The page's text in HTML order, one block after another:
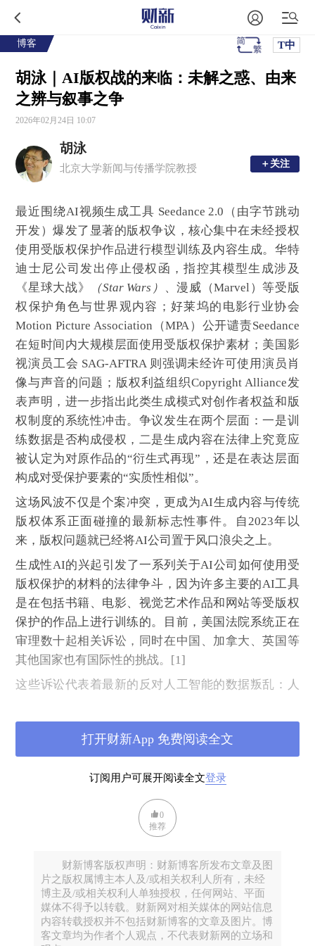
博客 T中
胡泳｜AI版权战的来临：未解之惑、由来
之辨与叙事之争
2026年02月24日 10:07
胡泳
北京大学新闻与传播学院教授 ＋关注
＋关注
最近围绕AI视频生成工具 Seedance 2.0（由字节跳动
开发）爆发了显著的版权争议，核心集中在未经授权
使用受版权保护作品进行模型训练及内容生成。华特
迪士尼公司发出停止侵权函，指控其模型生成涉及
《星球大战》
（Star Wars）
、漫威（Marvel）等受版
权保护角色与世界观内容；好莱坞的电影行业协会
Motion Picture Association（MPA）公开谴责Seedance
在短时间内大规模层面使用受版权保护素材；美国影
视演员工会 SAG-AFTRA 则强调未经许可使用演员肖
像与声音的问题；版权利益组织Copyright Alliance发
表声明，进一步指出此类生成模式对创作者权益和版
权制度的系统性冲击。争议发生在两个层面：一是训
练数据是否构成侵权，二是生成内容在法律上究竟应
被认定为对原作品的“衍生式再现”，还是在表达层面
构成对受保护要素的“实质性相似”。
这场风波不仅是个案冲突，更成为AI生成内容与传统
版权体系正面碰撞的最新标志性事件。自2023年以
来，版权问题就已经将AI公司置于风口浪尖之上。
生成性AI的兴起引发了一系列关于AI公司如何使用受
版权保护的材料的法律争斗，因为许多主要的AI工具
是在包括书籍、电影、视觉艺术作品和网站等受版权
保护的作品上进行训练的。目前，美国法院系统正在
审理数十起相关诉讼，同时在中国、加拿大、英国等
其他国家也有国际性的挑战。[1]
这些诉讼代表着最新的反对人工智能的数据叛乱：人
道、留言板帖子和照片/视频——可能具有巨大的未开
发价值。叛乱的宗旨是“不让机器收割”，而叛乱大军
包括作家、演员、画家等人士，还有社交媒体及新闻
《纽约时报》诉OpenAI和微软：人工智能与版权的分
指控它们未经许可使用该报数百万篇受版权保护的文
章，帮助训练聊天机器人为读者提供信息并与该报展
开竞争。[2]
起诉书有明确的材料证明《纽约时报》的文章与
订阅用户可展开阅读全文登录
打开财新App 免费阅读全文
0
推荐
财新博客版权声明：财新博客所发布文章及图
片之版权属博主本人及/或相关权利人所有，未经
博主及/或相关权利人单独授权，任何网站、平面
媒体不得予以转载。财新网对相关媒体的网站信息
内容转载授权并不包括财新博客的文章及图片。博
客文章均为作者个人观点，不代表财新网的立场和